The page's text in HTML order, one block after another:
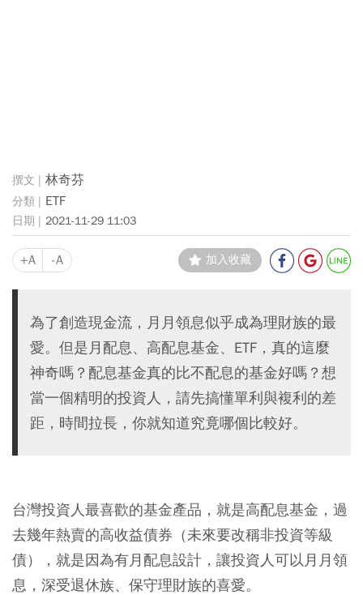
林奇芬
ETF
2021-11-29 11:03
+A -A 加入收藏
為了創造現金流，月月領息似乎成為理財族的最
愛。但是月配息、高配息基金、ETF，真的這麼
神奇嗎？配息基金真的比不配息的基金好嗎？想
當一個精明的投資人，請先搞懂單利與複利的差
距，時間拉長，你就知道究竟哪個比較好。
台灣投資人最喜歡的基金產品，就是高配息基金，過
去幾年熱賣的高收益債券（未來要改稱非投資等級
債），就是因為有月配息設計，讓投資人可以月月領
息，深受退休族、保守理財族的喜愛。